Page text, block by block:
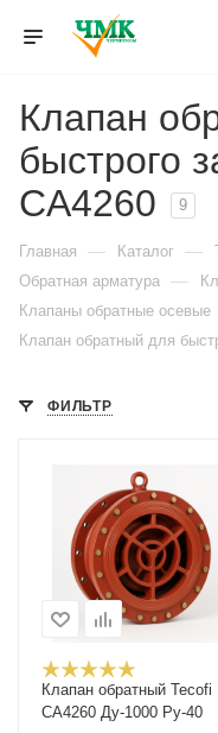
Клапан
быстрого
CA4260
9
Главная — Каталог —
Обратная арматура —
Клапаны обратные осевые
Клапан обратный для
ФИЛЬТР
Клапан обратный Tecofi
CA4260 Ду-1000 Ру-40